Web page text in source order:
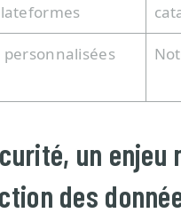
personnalisées
un enjeu
des